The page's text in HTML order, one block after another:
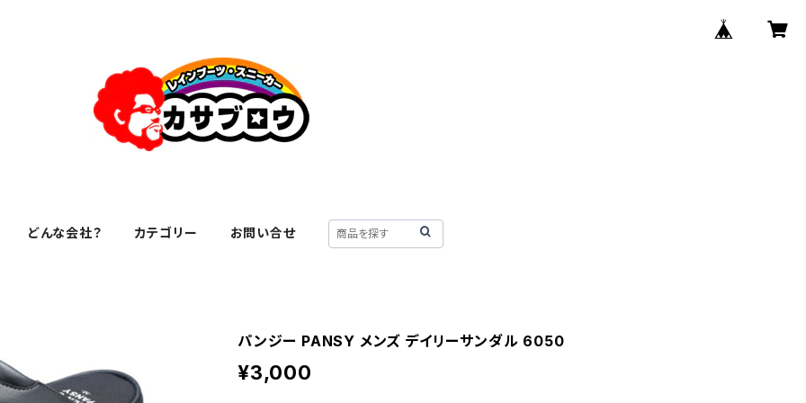
どんな会社？ カテゴリー お問い合せ
パンジー PANSY メンズ デイリーサンダル 6050
¥3,000